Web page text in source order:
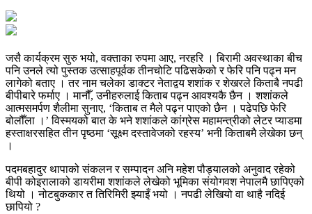
जसै कार्यक्रम सुरु भयो, वक्ताका रुपमा आए, नरहरि । बिरामी अवस्थाका बीच
पनि उनले त्यो पुस्तक उत्साहपूर्वक तीनचोटि पढिसकेको र फेरि पनि पढ्न मन
लागेको बताए । तर नाम चलेका डाक्टर नेताद्वय शशांक र शेखरले किताबै नपढी
बीपीबारे फर्माए । मानौँ, उनीहरुलाई किताब पढ्न आवश्यकै छैन । शशांकले
आत्मसमर्पण शैलीमा सुनाए, ‘किताब त मैले पढ्न पाएको छैन । पढेपछि फेरि
बोलौँला ।’ विस्मयको बात के भने शशांकले कांग्रेस महामन्त्रीको लेटर प्याडमा
हस्ताक्षरसहित तीन पृष्ठमा ‘सूक्ष्म दस्तावेजको रहस्य’ भनी किताबमै लेखेका छन्
।
पदमबहादुर थापाको संकलन र सम्पादन अनि महेश पौड्यालको अनुवाद रहेको
बीपी कोइरालाको डायरीमा शशांकले लेखेको भूमिका संयोगवश नेपालमै छापिएको
थियो । नोटबुककार त तिरिमिरी झ्याइँ भयो । नपढी लेखियो वा थाहै नदिई
छापियो ?